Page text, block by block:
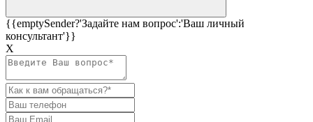
{{emptySender?'Задайте нам вопрос':'Ваш личный
консультант'}}
Х